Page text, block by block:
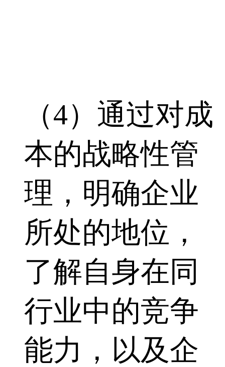
（4）通过对成
本的战略性管
理，明确企业
所处的地位，
了解自身在同
行业中的竞争
能力，以及企